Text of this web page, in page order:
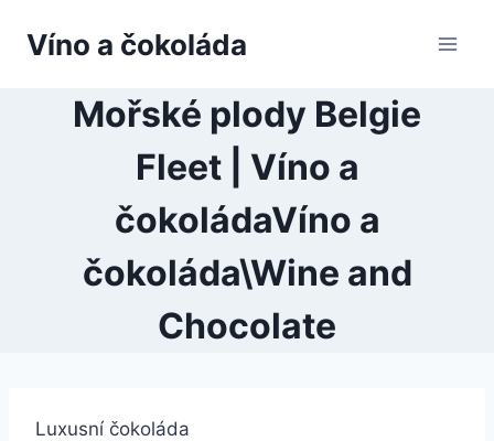
Víno a čokoláda
Mořské plody Belgie
Fleet | Víno a
čokoládaVíno a
čokoláda\Wine and
Chocolate
Luxusní čokoláda